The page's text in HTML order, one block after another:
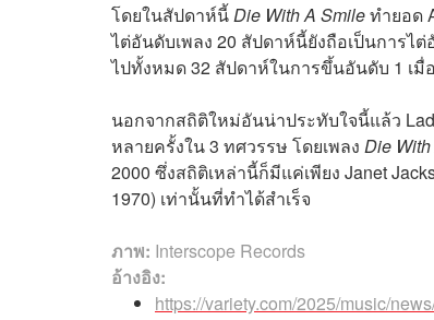
โดยในสัปดาห์นี้Die With A Smileทำยอด
ไต่อันดับเพลง 20 สัปดาห์นี้ยังถือเป็นการไ
ไปทั้งหมด 32 สัปดาห์ในการขึ้นอันดับ 1 เมื่
นอกจากสถิติใหม่อันน่าประทับใจนี้แล้ว
หลายครั้งใน 3 ทศวรรษ โดยเพลง Die
2000 ซึ่งสถิติเหล่านี้ก็มีแค่เพียง Janet
1970) เท่านั้นที่ทำได้สำเร็จ
ภาพ: Interscope Records
อ้างอิง:
https://variety.com/2025/music/